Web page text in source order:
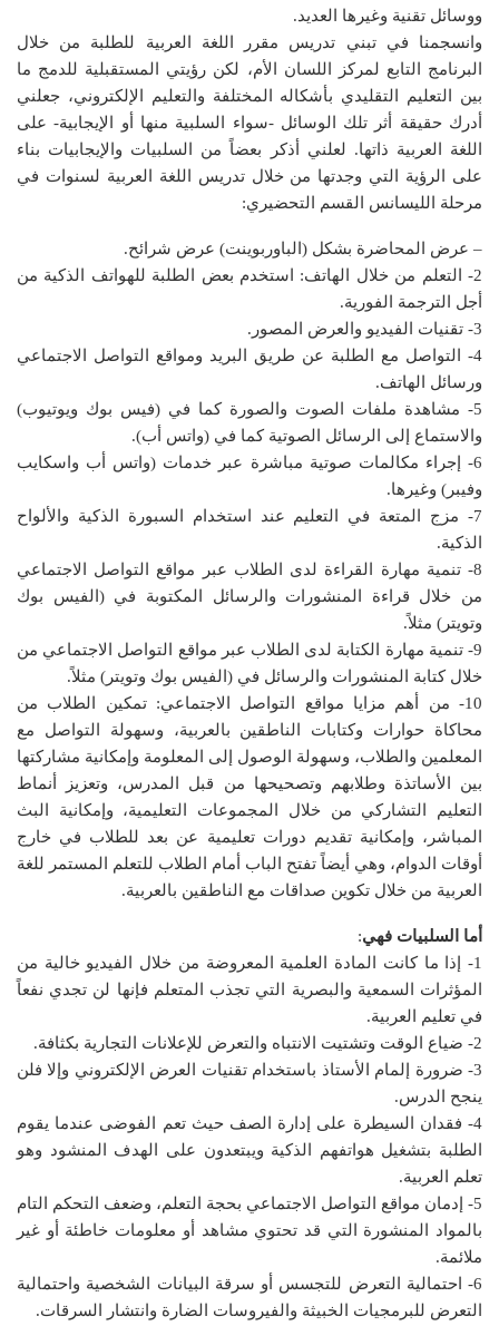
ووسائل تقنية وغيرها العديد.
وانسجمنا في تبني تدريس مقرر اللغة العربية للطلبة من خلال
البرنامج التابع لمركز اللسان الأم، لكن رؤيتي المستقبلية للدمج ما
بين التعليم التقليدي بأشكاله المختلفة والتعليم الإلكتروني، جعلني
أدرك حقيقة أثر تلك الوسائل -سواء السلبية منها أو الإيجابية- على
اللغة العربية ذاتها. لعلني أذكر بعضاً من السلبيات والإيجابيات بناء
على الرؤية التي وجدتها من خلال تدريس اللغة العربية لسنوات في
مرحلة الليسانس القسم التحضيري:
– عرض المحاضرة بشكل (الباوربوينت) عرض شرائح.
2- التعلم من خلال الهاتف: استخدم بعض الطلبة للهواتف الذكية من
أجل الترجمة الفورية.
3- تقنيات الفيديو والعرض المصور.
4- التواصل مع الطلبة عن طريق البريد ومواقع التواصل الاجتماعي
ورسائل الهاتف.
5- مشاهدة ملفات الصوت والصورة كما في (فيس بوك ويوتيوب)
والاستماع إلى الرسائل الصوتية كما في (واتس أب).
6- إجراء مكالمات صوتية مباشرة عبر خدمات (واتس أب واسكايب
وفيبر) وغيرها.
7- مزج المتعة في التعليم عند استخدام السبورة الذكية والألواح
الذكية.
8- تنمية مهارة القراءة لدى الطلاب عبر مواقع التواصل الاجتماعي
من خلال قراءة المنشورات والرسائل المكتوبة في (الفيس بوك
وتويتر) مثلاً.
9- تنمية مهارة الكتابة لدى الطلاب عبر مواقع التواصل الاجتماعي من
خلال كتابة المنشورات والرسائل في (الفيس بوك وتويتر) مثلاً.
10- من أهم مزايا مواقع التواصل الاجتماعي: تمكين الطلاب من
محاكاة حوارات وكتابات الناطقين بالعربية، وسهولة التواصل مع
المعلمين والطلاب، وسهولة الوصول إلى المعلومة وإمكانية مشاركتها
بين الأساتذة وطلابهم وتصحيحها من قبل المدرس، وتعزيز أنماط
التعليم التشاركي من خلال المجموعات التعليمية، وإمكانية البث
المباشر، وإمكانية تقديم دورات تعليمية عن بعد للطلاب في خارج
أوقات الدوام، وهي أيضاً تفتح الباب أمام الطلاب للتعلم المستمر للغة
العربية من خلال تكوين صداقات مع الناطقين بالعربية.
أما السلبيات فهي:
1- إذا ما كانت المادة العلمية المعروضة من خلال الفيديو خالية من
المؤثرات السمعية والبصرية التي تجذب المتعلم فإنها لن تجدي نفعاً
في تعليم العربية.
2- ضياع الوقت وتشتيت الانتباه والتعرض للإعلانات التجارية بكثافة.
3- ضرورة إلمام الأستاذ باستخدام تقنيات العرض الإلكتروني وإلا فلن
ينجح الدرس.
4- فقدان السيطرة على إدارة الصف حيث تعم الفوضى عندما يقوم
الطلبة بتشغيل هواتفهم الذكية ويبتعدون على الهدف المنشود وهو
تعلم العربية.
5- إدمان مواقع التواصل الاجتماعي بحجة التعلم، وضعف التحكم التام
بالمواد المنشورة التي قد تحتوي مشاهد أو معلومات خاطئة أو غير
ملائمة.
6- احتمالية التعرض للتجسس أو سرقة البيانات الشخصية واحتمالية
التعرض للبرمجيات الخبيثة والفيروسات الضارة وانتشار السرقات.